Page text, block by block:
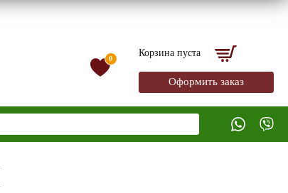
0
Корзина пуста
Оформить заказ